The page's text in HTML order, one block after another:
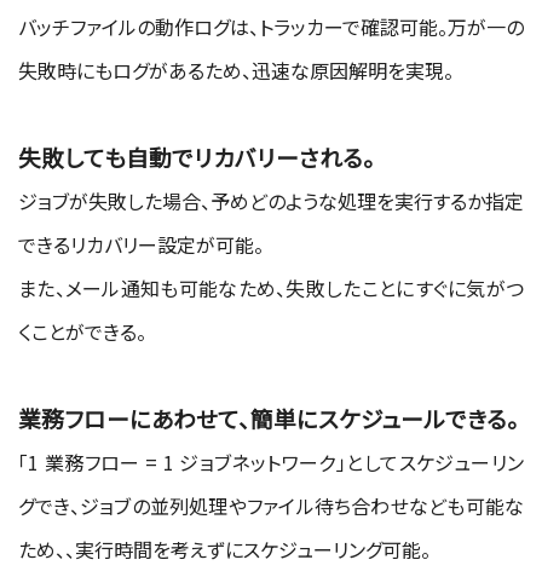
バッチファイルの動作ログは、トラッカーで確認可能。万が一の
失敗時にもログがあるため、迅速な原因解明を実現。
失敗しても自動でリカバリーされる。
ジョブが失敗した場合、予めどのような処理を実行するか指定
できるリカバリー設定が可能。
また、メール通知も可能なため、失敗したことにすぐに気がつ
くことができる。
業務フローにあわせて、簡単にスケジュールできる。
「1 業務フロー = 1 ジョブネットワーク」としてスケジューリン
グでき、ジョブの並列処理やファイル待ち合わせなども可能な
ため、、実行時間を考えずにスケジューリング可能。